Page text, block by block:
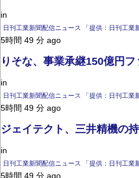
in
日刊工業新聞配信ニュース 「提供：日刊工業
5時間 49 分 ago
りそな、事業承継150億円
in
日刊工業新聞配信ニュース 「提供：日刊工業
5時間 49 分 ago
ジェイテクト、三井精機の
in
日刊工業新聞配信ニュース 「提供：日刊工業
5時間 49 分 ago